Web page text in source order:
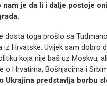
nam je da li i dalje postoje
dosta toga prošlo sa
iz Hrvatske. Uvijek sam dobro
koja nije baš uz Moskvu,
o Hrvatima, Bošnjacima i
Ukrajina predstavlja borbu